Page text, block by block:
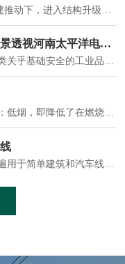
实力铸就信任，匠心连接未来——全景透视河南太平洋电缆厂
在选择长期合作伙伴时，尤其是在电缆这类关乎基础安全的工业品上，供应商的“内在实力”远比一纸报价单更重要。今天，我们邀请您“云参观”河南太平洋电缆厂，透过每一个细节，看我们如何将“可靠”二字，铸入每一米电缆。
低烟无卤电力电缆是什么电缆？顾名思义：低烟，即降低了在燃烧时有害物体的产生；卤素对于人体来说是一种有毒气体，无卤就是没有毒气体的释放，通常是针对电缆遇火灾时而言的。低烟无卤电力电缆又可以称之为环保电缆，低烟无卤电缆大多数用于医院和对环境卫生要求比较严格的地方。
电缆线是用于电力传输的管路。电缆线普遍用于简单建筑和汽车线材，作为能源输送缆线，电缆线的复杂结构勿庸置疑。根据目标功能，电缆线具有以下一些特点：建筑用和车用线材要求轻质、大批量生产、价格低廉、具有相当的电学和力学性能和长时间的耐老化性能；工业用线材必须具有符合客户要求的性能；